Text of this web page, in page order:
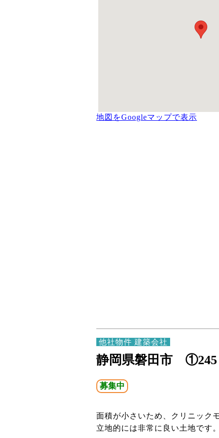
地図をGoogleマップで表示
他社物件 建築会社
静岡県磐田市 ①245
募集中
面積が小さいため、クリニック
立地的には非常に良い土地です